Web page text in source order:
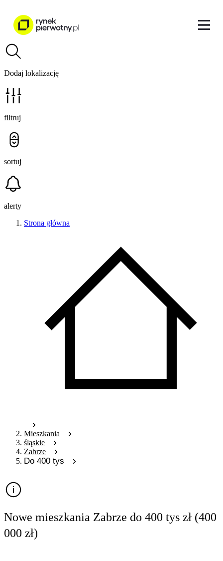
Dodaj lokalizację
filtruj
sortuj
alerty
Strona główna
Mieszkania
śląskie
Zabrze
Do 400 tys
Nowe mieszkania Zabrze do 400 tys zł (400
000 zł)